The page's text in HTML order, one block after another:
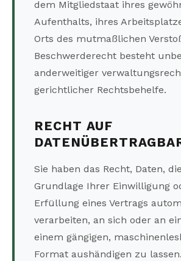
dem Mitgliedstaat ihres
Aufenthalts, ihres
Orts des mutmaßlichen
Beschwerderecht besteht
anderweitiger
gerichtlicher Rechtsbehelfe.
RECHT AUF
Sie haben das Recht, Daten,
Grundlage Ihrer Einwilligung
Erfüllung eines Vertrags
verarbeiten, an sich oder an
einem gängigen,
Format aushändigen zu